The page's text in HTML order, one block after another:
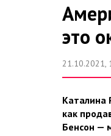
это
21.10.2021,
Каталина
как
Бенсон —